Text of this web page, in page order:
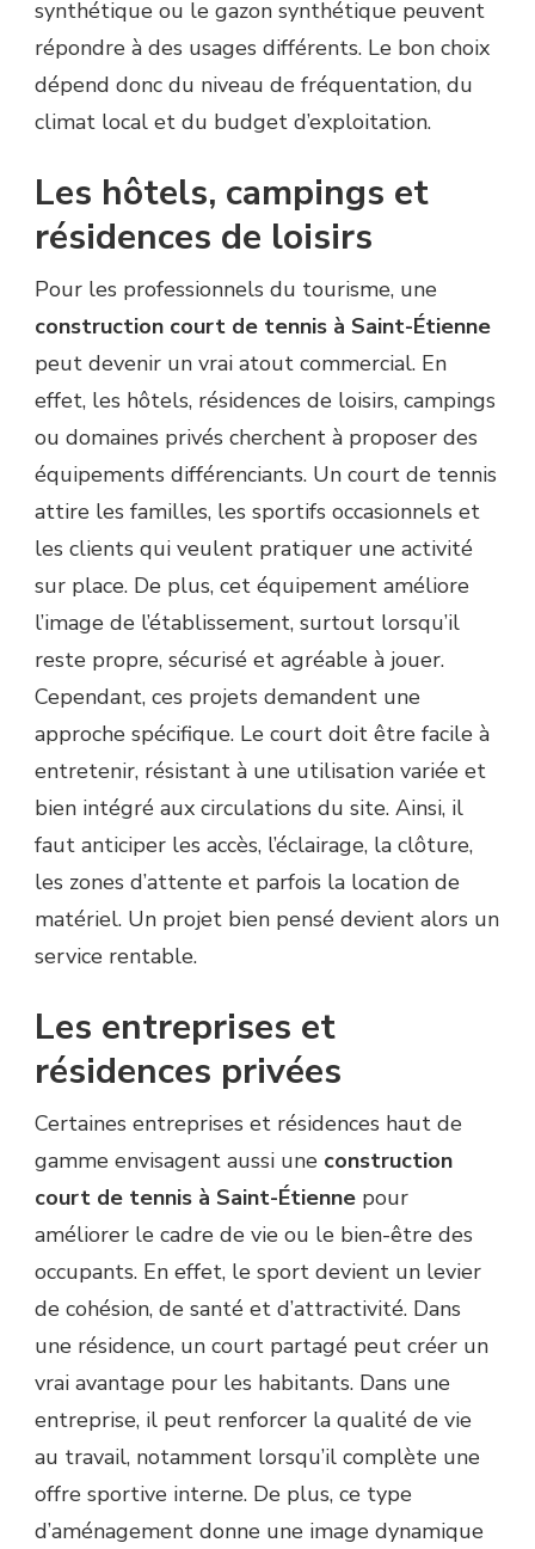
synthétique ou le gazon synthétique peuvent
répondre à des usages différents. Le bon choix
dépend donc du niveau de fréquentation, du
climat local et du budget d’exploitation.
Les hôtels, campings et
résidences de loisirs
Pour les professionnels du tourisme, une
construction court de tennis à Saint-Étienne
peut devenir un vrai atout commercial. En
effet, les hôtels, résidences de loisirs, campings
ou domaines privés cherchent à proposer des
équipements différenciants. Un court de tennis
attire les familles, les sportifs occasionnels et
les clients qui veulent pratiquer une activité
sur place. De plus, cet équipement améliore
l’image de l’établissement, surtout lorsqu’il
reste propre, sécurisé et agréable à jouer.
Cependant, ces projets demandent une
approche spécifique. Le court doit être facile à
entretenir, résistant à une utilisation variée et
bien intégré aux circulations du site. Ainsi, il
faut anticiper les accès, l’éclairage, la clôture,
les zones d’attente et parfois la location de
matériel. Un projet bien pensé devient alors un
service rentable.
Les entreprises et
résidences privées
Certaines entreprises et résidences haut de
gamme envisagent aussi une construction
court de tennis à Saint-Étienne pour
améliorer le cadre de vie ou le bien-être des
occupants. En effet, le sport devient un levier
de cohésion, de santé et d’attractivité. Dans
une résidence, un court partagé peut créer un
vrai avantage pour les habitants. Dans une
entreprise, il peut renforcer la qualité de vie
au travail, notamment lorsqu’il complète une
offre sportive interne. De plus, ce type
d’aménagement donne une image dynamique